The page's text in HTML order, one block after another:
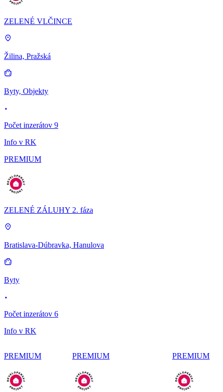
ZELENÉ VLČINCE
Žilina, Pražská
Byty, Objekty
Počet inzerátov 9
Info v RK
PREMIUM
ZELENÉ ZÁLUHY 2. fáza
Bratislava-Dúbravka, Hanulova
Byty
Počet inzerátov 6
Info v RK
PREMIUM PREMIUM PREMIUM